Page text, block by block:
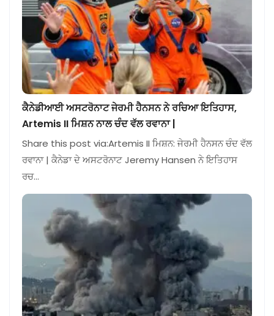
ਕੈਨੇਡੀਆਈ ਅਸਟਰੋਨਾਟ ਜੇਰਮੀ ਹੈਨਸਨ ਨੇ ਰਚਿਆ ਇਤਿਹਾਸ,
Artemis II ਮਿਸ਼ਨ ਨਾਲ ਚੰਦ ਵੱਲ ਰਵਾਨਾ |
Share this post via:Artemis II ਮਿਸ਼ਨ: ਜੇਰਮੀ ਹੈਨਸਨ ਚੰਦ ਵੱਲ
ਰਵਾਨਾ | ਕੈਨੇਡਾ ਦੇ ਅਸਟਰੋਨਾਟ Jeremy Hansen ਨੇ ਇਤਿਹਾਸ
ਰਚ…